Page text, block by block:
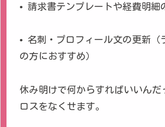
• 請求書テンプレートや経費明細
• 名刺・プロフィール文の更新（
の方におすすめ）
休み明けで何からすればいいんだ
ロスをなくせます。